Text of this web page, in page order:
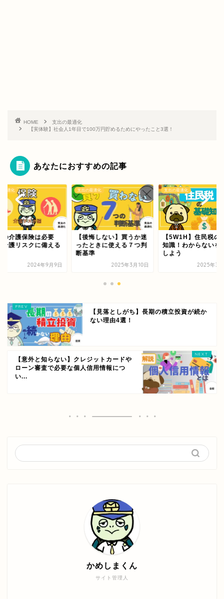
HOME
支出の最適化
【実体験】社会人1年目で100万円貯めるためにやったこと3選！
あなたにおすすめの記事
最適化
の介護保険は必要
介護リスクに備える
2024年9月9日
支出の最適化
【後悔しない】買うか迷
ったときに使える７つ判
断基準
2025年3月10日
支出の最適化
【5W1H】住民税の
知識！わからないを
しよう
2025年3
【見落としがち】長期の積立投資が続か
ない理由4選！
【意外と知らない】クレジットカードや
ローン審査で必要な個人信用情報につ
い...
サイト管理人
かめしまくん